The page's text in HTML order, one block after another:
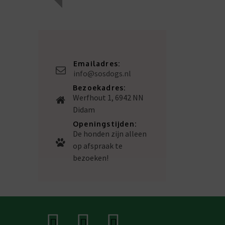
Emailadres:
info@sosdogs.nl
Bezoekadres:
Werfhout 1, 6942 NN
Didam
Openingstijden:
De honden zijn alleen
op afspraak te
bezoeken!